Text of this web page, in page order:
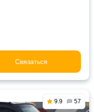
Связаться
9.9 57